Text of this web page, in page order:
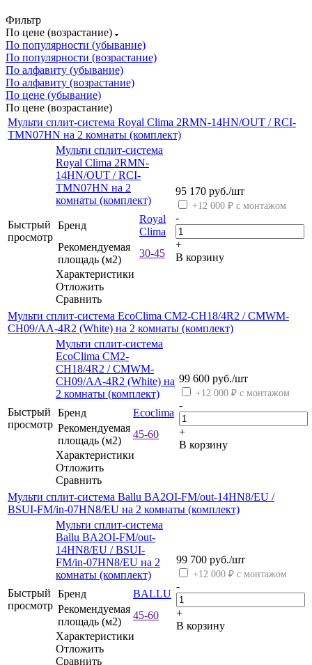
Фильтр
По цене (возрастание)
По популярности (убывание)
По популярности (возрастание)
По алфавиту (убывание)
По алфавиту (возрастание)
По цене (убывание)
По цене (возрастание)
Мульти сплит-система Royal Clima 2RMN-14HN/OUT / RCI-
TMN07HN на 2 комнаты (комплект)
Быстрый
просмотр
Мульти сплит-система
Royal Clima 2RMN-
14HN/OUT / RCI-
TMN07HN на 2
комнаты (комплект)
Бренд
Royal
Clima
Рекомендуемая
площадь (м2)
30-45
Характеристики
Отложить
Сравнить
95 170 руб./шт
+12 000 ₽ с монтажом
-
+
В корзину
Мульти сплит-система EcoClima CM2-CH18/4R2 / CMWM-
CH09/AA-4R2 (White) на 2 комнаты (комплект)
Быстрый
просмотр
Мульти сплит-система
EcoClima CM2-
CH18/4R2 / CMWM-
CH09/AA-4R2 (White) на
2 комнаты (комплект)
Бренд
Ecoclima
Рекомендуемая
площадь (м2)
45-60
Характеристики
Отложить
Сравнить
99 600 руб./шт
+12 000 ₽ с монтажом
-
+
В корзину
Мульти сплит-система Ballu BA2OI-FM/out-14HN8/EU /
BSUI-FM/in-07HN8/EU на 2 комнаты (комплект)
Быстрый
просмотр
Мульти сплит-система
Ballu BA2OI-FM/out-
14HN8/EU / BSUI-
FM/in-07HN8/EU на 2
комнаты (комплект)
Бренд
BALLU
Рекомендуемая
площадь (м2)
45-60
Характеристики
Отложить
Сравнить
99 700 руб./шт
+12 000 ₽ с монтажом
-
+
В корзину